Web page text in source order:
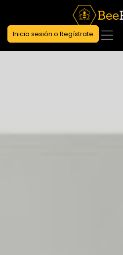
Inicia sesión o Regístrate